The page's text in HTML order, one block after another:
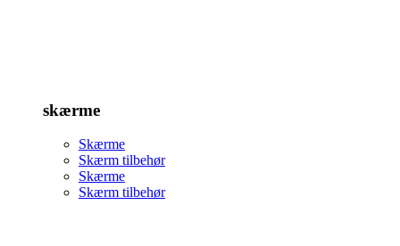
skærme
Skærme
Skærm tilbehør
Skærme
Skærm tilbehør